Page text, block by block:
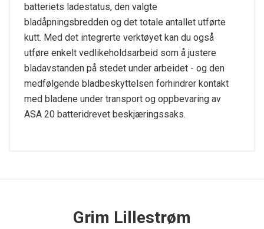
batteriets ladestatus, den valgte
bladåpningsbredden og det totale antallet utførte
kutt. Med det integrerte verktøyet kan du også
utføre enkelt vedlikeholdsarbeid som å justere
bladavstanden på stedet under arbeidet - og den
medfølgende bladbeskyttelsen forhindrer kontakt
med bladene under transport og oppbevaring av
ASA 20 batteridrevet beskjæringssaks.
Grim Lillestrøm